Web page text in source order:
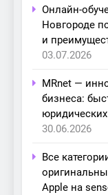
Онлайн-
Новгороде
и
03.07.2026
MRnet —
бизнеса:
30.06.2026
Все
Apple на